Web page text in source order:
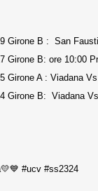
Girone B : San
Girone B: ore 10:00
Girone A : Viadana
Girone B: Viadana
💛💙 #ucv #ss2324